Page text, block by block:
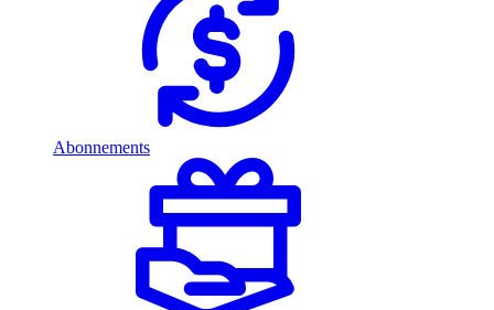
Abonnements